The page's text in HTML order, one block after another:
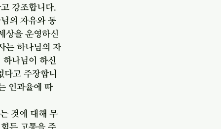
강조합니다.
의 자유와 동
상을 운영하신
는 하나님의 자
나님이 하신
다고 주장합니
인과율에 따
것에 대해 무